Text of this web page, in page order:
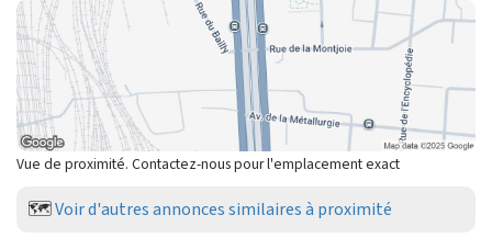
Vue de proximité. Contactez-nous pour l'emplacement exact
🗺️Voir d'autres annonces similaires à proximité